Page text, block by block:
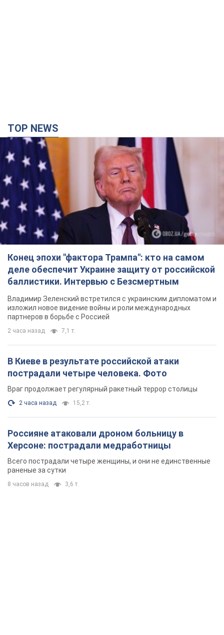
TOP NEWS
Конец эпохи "фактора Трампа": кто на самом
деле обеспечит Украине защиту от российской
баллистики. Интервью с Безсмертным
Владимир Зеленский встретился с украинским дипломатом и
изложил новое видение войны и роли международных
партнеров в борьбе с Россией
2 часа назад 7,1 т.
В Киеве в результате российской атаки
пострадали четыре человека. Фото
Враг продолжает регулярный ракетный террор столицы
2 часа назад 15,2 т.
Россияне атаковали дроном больницу в
Херсоне: пострадали медработницы
Всего пострадали четыре женщины, и они не единственные
раненые за сутки
8 часов назад 3,6 т.